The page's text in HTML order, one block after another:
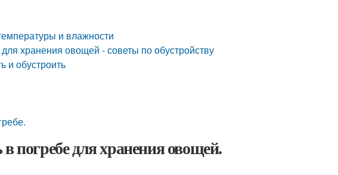
и влажности
хранения овощей - советы по обустройству
и обустроить
погребе для хранения овощей.